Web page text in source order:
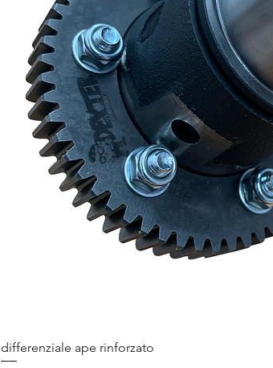
differenziale ape rinforzato